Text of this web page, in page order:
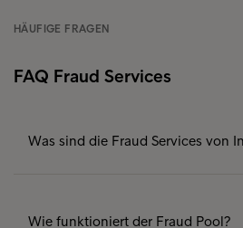
HÄUFIGE FRAGEN
FAQ Fraud Services
Was sind die Fraud Services von
Wie funktioniert der Fraud Pool?